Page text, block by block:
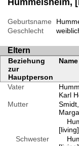
Hummelsheim,
Geburtsname
Geschlecht
Eltern
Beziehung
zur
Hauptperson
Name
Vater
Karl
Mutter
[living]
Schwester